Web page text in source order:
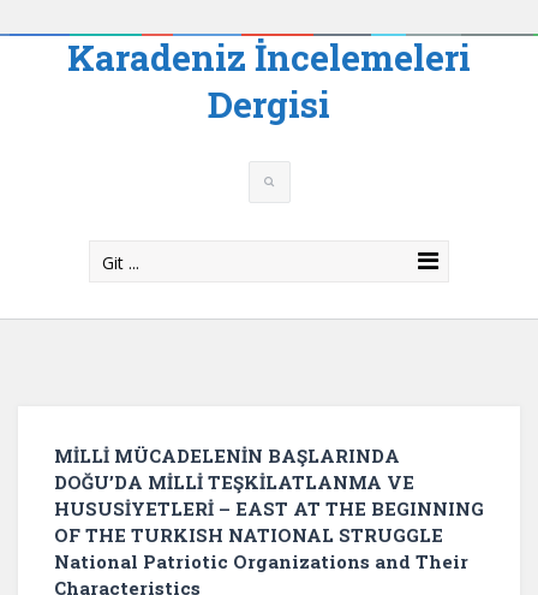
Karadeniz İncelemeleri
Dergisi
Git ...
MİLLİ MÜCADELENİN BAŞLARINDA
DOĞU’DA MİLLİ TEŞKİLATLANMA VE
HUSUSİYETLERİ – EAST AT THE BEGINNING
OF THE TURKISH NATIONAL STRUGGLE
National Patriotic Organizations and Their
Characteristics